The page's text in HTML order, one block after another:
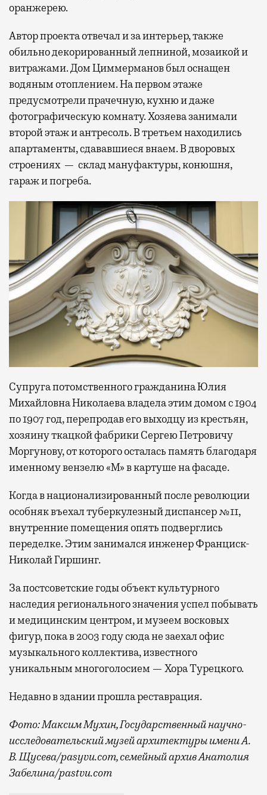
оранжерею.
Автор проекта отвечал и за интерьер, также
обильно декорированный лепниной, мозаикой и
витражами. Дом Циммерманов был оснащен
водяным отоплением. На первом этаже
предусмотрели прачечную, кухню и даже
фотографическую комнату. Хозяева занимали
второй этаж и антресоль. В третьем находились
апартаменты, сдававшиеся внаем. В дворовых
строениях — склад мануфактуры, конюшня,
гараж и погреба.
Супруга потомственного гражданина Юлия
Михайловна Николаева владела этим домом с 1904
по 1907 год, перепродав его выходцу из крестьян,
хозяину ткацкой фабрики Сергею Петровичу
Моргунову, от которого осталась память благодаря
именному вензелю «М» в картуше на фасаде.
Когда в национализированный после революции
особняк въехал туберкулезный диспансер №11,
внутренние помещения опять подверглись
переделке. Этим занимался инженер Франциск-
Николай Гиршинг.
За постсоветские годы объект культурного
наследия регионального значения успел побывать
и медицинским центром, и музеем восковых
фигур, пока в 2003 году сюда не заехал офис
музыкального коллектива, известного
уникальным многоголосием — Хора Турецкого.
Недавно в здании прошла реставрация.
Фото: Максим Мухин, Государственный научно-
исследовательский музей архитектуры имени А.
В. Щусева/pasyvu.com, семейный архив Анатолия
Забелина/pastvu.com